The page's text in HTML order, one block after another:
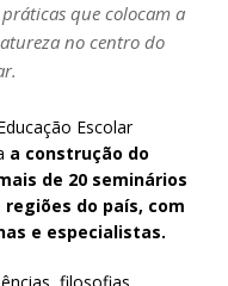
que colocam a
no centro do
Escolar
a construção do
de 20 seminários
do país, com
e especialistas.